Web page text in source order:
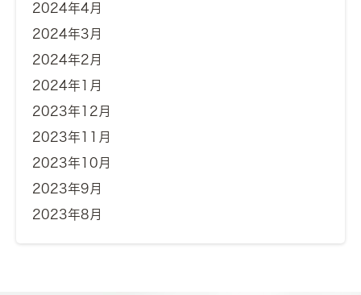
2024年4月
2024年3月
2024年2月
2024年1月
2023年12月
2023年11月
2023年10月
2023年9月
2023年8月